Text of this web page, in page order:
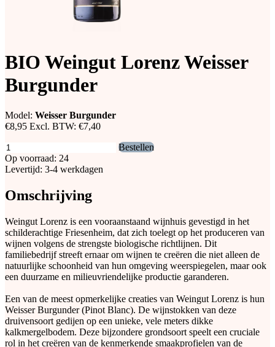
BIO Weingut Lorenz Weisser
Burgunder
Model: Weisser Burgunder
€8,95 Excl. BTW: €7,40
Bestellen
Op voorraad: 24
Levertijd: 3-4 werkdagen
Omschrijving
Weingut Lorenz is een vooraanstaand wijnhuis gevestigd in het
schilderachtige Friesenheim, dat zich toelegt op het produceren van
wijnen volgens de strengste biologische richtlijnen. Dit
familiebedrijf streeft ernaar om wijnen te creëren die niet alleen de
natuurlijke schoonheid van hun omgeving weerspiegelen, maar ook
een duurzame en milieuvriendelijke productie garanderen.
Een van de meest opmerkelijke creaties van Weingut Lorenz is hun
Weisser Burgunder (Pinot Blanc). De wijnstokken van deze
druivensoort gedijen op een unieke, vele meters dikke
kalkmergelbodem. Deze bijzondere grondsoort speelt een cruciale
rol in het creëren van de kenmerkende smaakprofielen van de